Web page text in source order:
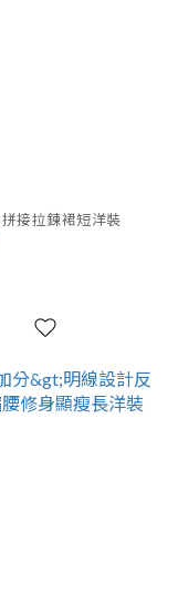
接拉鍊裙短洋裝